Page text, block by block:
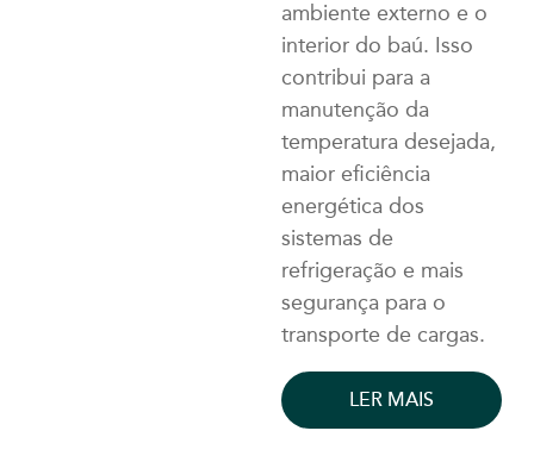
ambiente externo e o
interior do baú. Isso
contribui para a
manutenção da
temperatura desejada,
maior eficiência
energética dos
sistemas de
refrigeração e mais
segurança para o
transporte de cargas.
LER MAIS